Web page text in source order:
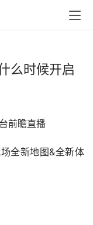
么时候开启
前瞻直播
全新地图&全新体